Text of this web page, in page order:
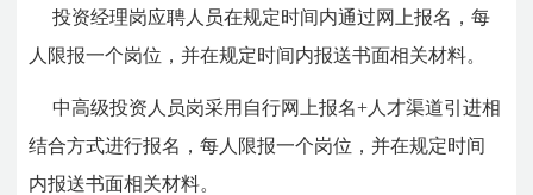
投资经理岗应聘人员在规定时间内通过网上报名，每
人限报一个岗位，并在规定时间内报送书面相关材料。
中高级投资人员岗采用自行网上报名+人才渠道引进相
结合方式进行报名，每人限报一个岗位，并在规定时间
内报送书面相关材料。